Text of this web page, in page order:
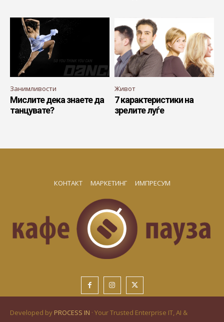
Занимливости
Мислите дека знаете да
танцувате?
Живот
7 карактеристики на
зрелите луѓе
КОНТАКТ МАРКЕТИНГ ИМПРЕСУМ
Developed by PROCESS IN · Your Trusted Enterprise IT, AI &